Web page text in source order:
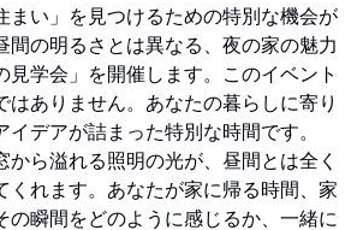
まい」を見つけるための特別な機会が
間の明るさとは異なる、夜の家の魅力
見学会」を開催します。このイベント
はありません。あなたの暮らしに寄り
デアが詰まった特別な時間です。
ら溢れる照明の光が、昼間とは全く
くれます。あなたが家に帰る時間、家
の瞬間をどのように感じるか、一緒に